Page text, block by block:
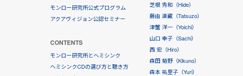
モンロー研究所公式プログラム
アクアヴィジョン公認セミナー
CONTENTS
モンロー研究所とヘミシンク
ヘミシンクCDの選び方と聴き方
芝根 秀和（Hide）
藤由 達藏（Tatsuzo）
津蟹 洋一（Yoichi）
山口 幸子（Sachi）
西 宏（Hiro）
森田 菊野（Kikuno）
森本 祐里子（Yuri）